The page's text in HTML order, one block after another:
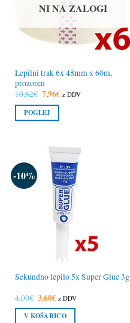
NI NA ZALOGI
Lepilni trak 6x 48mm x 60m,
prozoren
10,62€ Izvirna
cena
je
bila:
10,62€.
7,96€Trenutna
cena
z DDV
POGLEJ
-10%
Sekundno lepilo 5x Super Glue 3g
4,00€ Izvirna
cena
je
bila:
3,60€Trenutna
cena
je:
3,60€.
z DDV
V KOŠARICO